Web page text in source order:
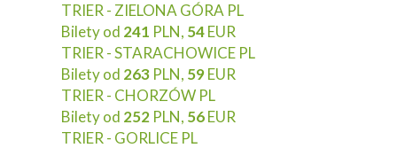
TRIER - ZIELONA GÓRA PL
Bilety od 241 PLN, 54EUR
TRIER - STARACHOWICE PL
Bilety od 263 PLN, 59EUR
TRIER - CHORZÓW PL
Bilety od 252 PLN, 56EUR
TRIER - GORLICE PL